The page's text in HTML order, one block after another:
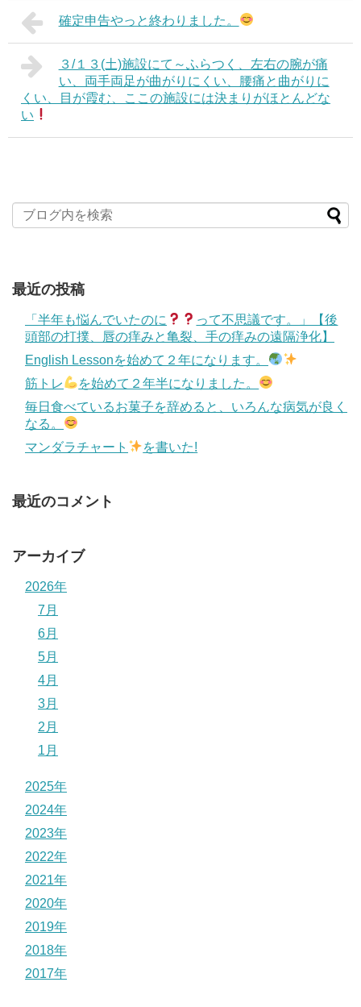
確定申告やっと終わりました。
３/１３(土)施設にて～ふらつく、左右の腕が痛
い、両手両足が曲がりにくい、腰痛と曲がりに
くい、目が霞む、ここの施設には決まりがほとんどな
い
最近の投稿
「半年も悩んでいたのに
って不思議です。」【後
頭部の打撲、唇の痒みと亀裂、手の痒みの遠隔浄化】
English Lessonを始めて２年になります。
筋トレ
を始めて２年半になりました。
毎日食べているお菓子を辞めると、いろんな病気が良く
なる。
マンダラチャート
を書いた!
最近のコメント
アーカイブ
2026年
7月
6月
5月
4月
3月
2月
1月
2025年
2024年
2023年
2022年
2021年
2020年
2019年
2018年
2017年